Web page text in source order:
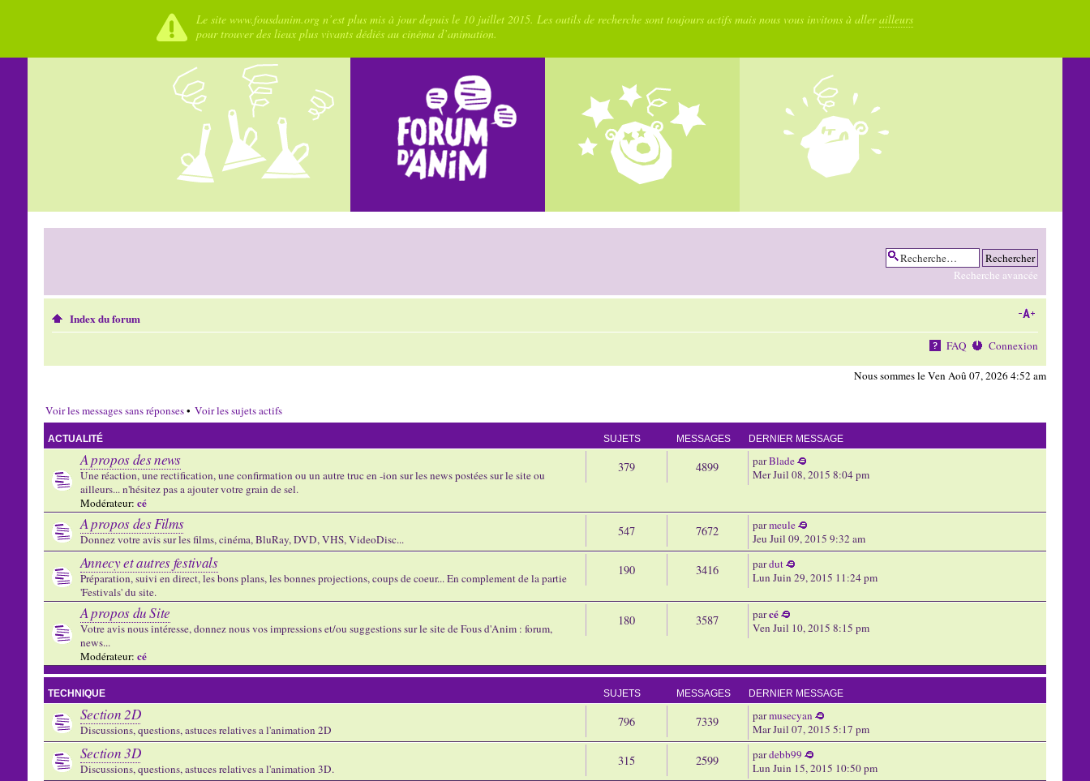
Le site www.fousdanim.org n’est plus mis à jour depuis le 10 juillet 2015. Les outils de recherche sont toujours actifs mais nous vous invitons à allerailleurs
pour trouver des lieux plus vivants dédiés au cinéma d’animation.
Recherche avancée
Index du forum
FAQ Connexion
Nous sommes le Ven Aoû 07, 2026 4:52 am
Voir les messages sans réponses• Voir les sujets actifs
ACTUALITÉ SUJETS MESSAGES DERNIER MESSAGE
A propos des news
Une réaction, une rectification, une confirmation ou un autre truc en -ion sur les news postées sur le site ou
ailleurs... n'hésitez pas a ajouter votre grain de sel.
Modérateur: cé
379 4899 parBlade
Mer Juil 08, 2015 8:04 pm
A propos des Films
Donnez votre avis sur les films, cinéma, BluRay, DVD, VHS, VideoDisc...
547 7672 parmeule
Jeu Juil 09, 2015 9:32 am
Annecy et autres festivals
Préparation, suivi en direct, les bons plans, les bonnes projections, coups de coeur... En complement de la partie
'Festivals' du site.
190 3416 pardut
Lun Juin 29, 2015 11:24 pm
A propos du Site
Votre avis nous intéresse, donnez nous vos impressions et/ou suggestions sur le site de Fous d'Anim : forum,
news...
Modérateur: cé
180 3587 parcé
Ven Juil 10, 2015 8:15 pm
TECHNIQUE SUJETS MESSAGES DERNIER MESSAGE
Section 2D
Discussions, questions, astuces relatives a l'animation 2D
796 7339 parmusecyan
Mar Juil 07, 2015 5:17 pm
Section 3D
Discussions, questions, astuces relatives a l'animation 3D.
315 2599 pardebb99
Lun Juin 15, 2015 10:50 pm